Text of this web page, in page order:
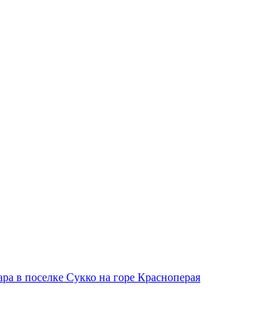
в поселке Сукко на горе Красноперая